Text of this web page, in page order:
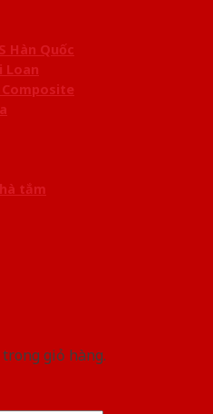
Hàn Quốc
Loan
tắm
giỏ hàng.